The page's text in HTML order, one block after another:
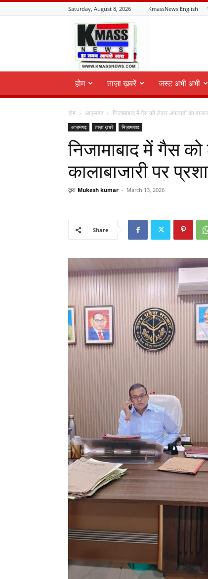
Saturday, August 8, 2026 KmassNews English
KmassNews
होम ताज़ा ख़बरें जस्ट अभी अभी
होम आज़मगढ़ निजामाबाद में गैस को लेकर अफवाहों का
आज़मगढ़ ताज़ा ख़बरें निज़ामाबाद
निजामाबाद में गैस
कालाबाजारी पर
द्वारा Mukesh kumar - March 13, 2026
Share